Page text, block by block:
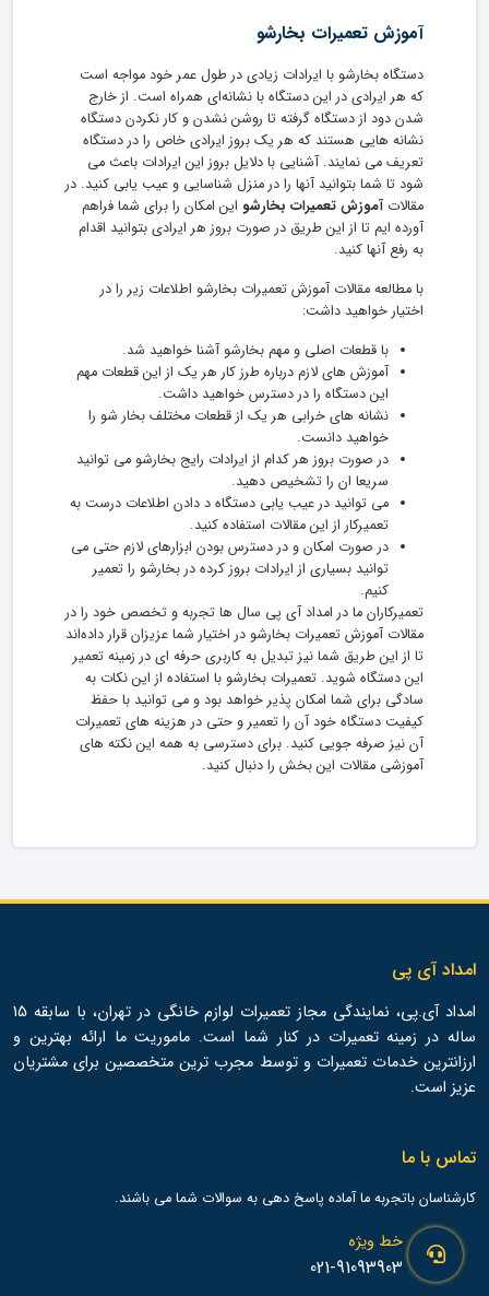
آموزش تعمیرات بخارشو
دستگاه بخارشو با ایرادات زیادی در طول عمر خود مواجه است
که هر ایرادی در این دستگاه با نشانه‌ای همراه است. از خارج
شدن دود از دستگاه گرفته تا روشن نشدن و کار نکردن دستگاه
نشانه هایی هستند که هر یک بروز ایرادی خاص را در دستگاه
تعریف می نمایند. آشنایی با دلایل بروز این ایرادات باعث می
شود تا شما بتوانید آنها را در منزل شناسایی و عیب یابی کنید. در
مقالاتآموزش تعمیرات بخارشو این امکان را برای شما فراهم
آورده ایم تا از این طریق در صورت بروز هر ایرادی بتوانید اقدام
به رفع آنها کنید.
با مطالعه مقالات آموزش تعمیرات بخارشو اطلاعات زیر را در
اختیار خواهید داشت:
با قطعات اصلی و مهم بخارشو آشنا خواهید شد.
آموزش های لازم درباره طرز کار هر یک از این قطعات مهم
این دستگاه را در دسترس خواهید داشت.
نشانه های خرابی هر یک از قطعات مختلف بخار شو را
خواهید دانست.
در صورت بروز هر کدام از ایرادات رایج بخارشو می توانید
سریعا ان را تشخیص دهید.
می توانید در عیب یابی دستگاه د دادن اطلاعات درست به
تعمیرکار از این مقالات استفاده کنید.
در صورت امکان و در دسترس بودن ابزارهای لازم حتی می
توانید بسیاری از ایرادات بروز کرده در بخارشو را تعمیر
کنیم.
تعمیرکاران ما در امداد آی پی سال ها تجربه و تخصص خود را در
مقالات آموزش تعمیرات بخارشو در اختیار شما عزیزان قرار داده‌اند
تا از این طریق شما نیز تبدیل به کاربری حرفه ای در زمینه تعمیر
این دستگاه شوید. تعمیرات بخارشو با استفاده از این نکات به
سادگی برای شما امکان پذیر خواهد بود و می توانید با حفظ
کیفیت دستگاه خود آن را تعمیر و حتی در هزینه های تعمیرات
آن نیز صرفه جویی کنید. برای دسترسی به همه این نکته های
آموزشی مقالات این بخش را دنبال کنید.
امداد آی پی
امداد آی.پی، نمایندگی مجاز تعمیرات لوازم خانگی در تهران، با سابقه 15
ساله در زمینه تعمیرات در کنار شما است. ماموریت ما ارائه بهترین و
ارزانترین خدمات تعمیرات و توسط مجرب ترین متخصصین برای مشتریان
عزیز است.
تماس با ما
کارشناسان باتجربه ما آماده پاسخ دهی به سوالات شما می باشند.
خط ویژه
021-91093903